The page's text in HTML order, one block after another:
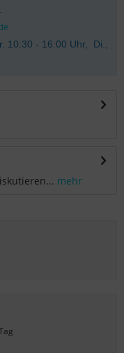
10:30 - 16:00 Uhr, Di.,
mehr